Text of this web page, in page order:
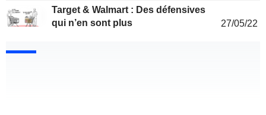
Target & Walmart : Des défensives
qui n’en sont plus
27/05/22